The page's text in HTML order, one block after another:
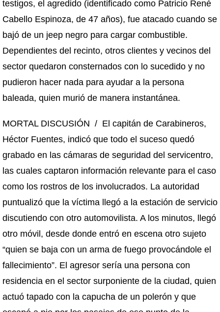
testigos, el agredido (identificado como Patricio René
Cabello Espinoza, de 47 años), fue atacado cuando se
bajó de un jeep negro para cargar combustible.
Dependientes del recinto, otros clientes y vecinos del
sector quedaron consternados con lo sucedido y no
pudieron hacer nada para ayudar a la persona
baleada, quien murió de manera instantánea.
MORTAL DISCUSIÓN / El capitán de Carabineros,
Héctor Fuentes, indicó que todo el suceso quedó
grabado en las cámaras de seguridad del servicentro,
las cuales captaron información relevante para el caso
como los rostros de los involucrados. La autoridad
puntualizó que la víctima llegó a la estación de servicio
discutiendo con otro automovilista. A los minutos, llegó
otro móvil, desde donde entró en escena otro sujeto
“quien se baja con un arma de fuego provocándole el
fallecimiento”. El agresor sería una persona con
residencia en el sector surponiente de la ciudad, quien
actuó tapado con la capucha de un polerón y que